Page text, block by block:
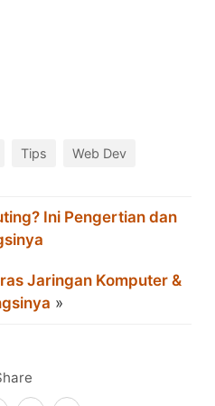
Tips Web Dev
Ini Pengertian dan
Jaringan Komputer &
»